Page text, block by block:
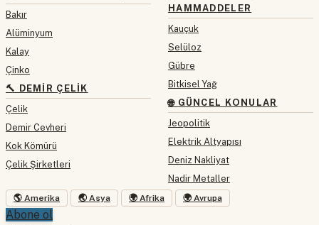
Bakır
Alüminyum
Kalay
Çinko
🔨 DEMIR ÇELIK
Çelik
Demir Cevheri
Kok Kömürü
Çelik Şirketleri
HAMMADDELER
Kauçuk
Selüloz
Gübre
Bitkisel Yağ
🌐 GÜNCEL KONULAR
Jeopolitik
Elektrik Altyapısı
Deniz Nakliyat
Nadir Metaller
🌎 Amerika 🌏 Asya 🌍 Afrika 🌍 Avrupa
Abone ol